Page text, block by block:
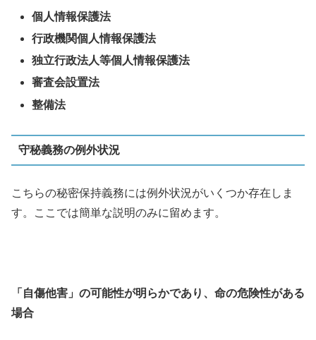
個人情報保護法
行政機関個人情報保護法
独立行政法人等個人情報保護法
審査会設置法
整備法
守秘義務の例外状況
こちらの秘密保持義務には例外状況がいくつか存在しま
す。ここでは簡単な説明のみに留めます。
「自傷他害」の可能性が明らかであり、命の危険性がある
場合